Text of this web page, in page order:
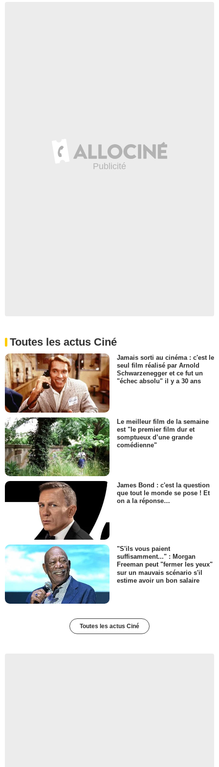
Toutes les actus Ciné
Jamais sorti au cinéma : c'est le
seul film réalisé par Arnold
Schwarzenegger et ce fut un
"échec absolu" il y a 30 ans
Le meilleur film de la semaine
est "le premier film dur et
somptueux d’une grande
comédienne"
James Bond : c'est la question
que tout le monde se pose ! Et
on a la réponse…
"S'ils vous paient
suffisamment..." : Morgan
Freeman peut "fermer les yeux"
sur un mauvais scénario s'il
estime avoir un bon salaire
Toutes les actus Ciné